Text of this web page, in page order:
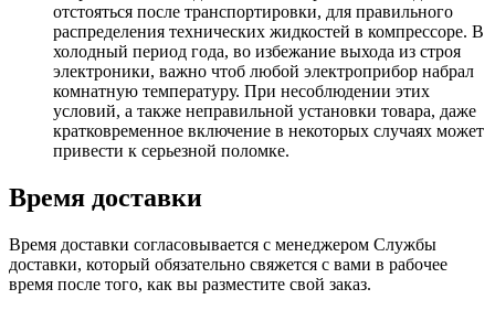
отстояться после транспортировки, для правильного
распределения технических жидкостей в компрессоре. В
холодный период года, во избежание выхода из строя
электроники, важно чтоб любой электроприбор набрал
комнатную температуру. При несоблюдении этих
условий, а также неправильной установки товара, даже
кратковременное включение в некоторых случаях может
привести к серьезной поломке.
Время доставки
Время доставки согласовывается с менеджером Службы
доставки, который обязательно свяжется с вами в рабочее
время после того, как вы разместите свой заказ.